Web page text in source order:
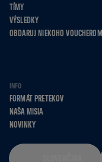
TÍMY
VÝSLEDKY
OBDARUJ NIEKOHO VOUCHEROM
INFO
FORMÁT PRETEKOV
NAŠA MISIA
NOVINKY